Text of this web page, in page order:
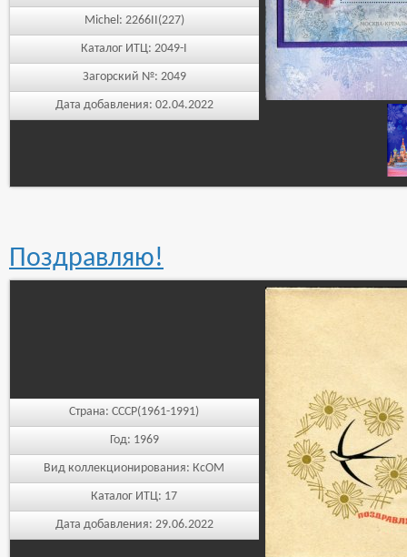
Michel: 2266II(227)
Каталог ИТЦ:2049-I
Загорский №: 2049
Дата добавления: 02.04.2022
Поздравляю!
Страна:СССР(1961-1991)
Год: 1969
Вид коллекционирования: КсОМ
Каталог ИТЦ: 17
Дата добавления: 29.06.2022